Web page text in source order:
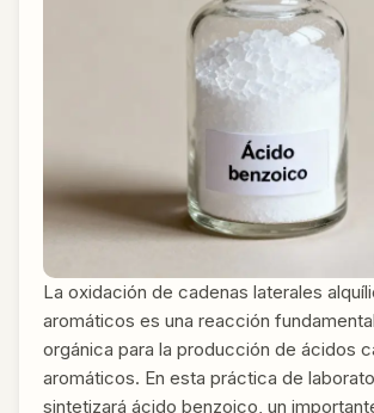
La oxidación de cadenas laterales
aromáticos es una reacción
orgánica para la producción de ácidos
aromáticos. En esta práctica de
sintetizará ácido benzoico, un